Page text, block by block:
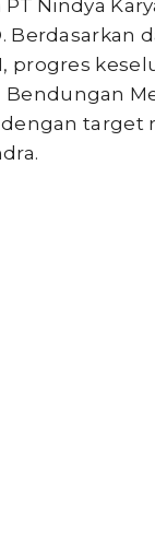
Nindya
Berdasarkan
progres
dengan